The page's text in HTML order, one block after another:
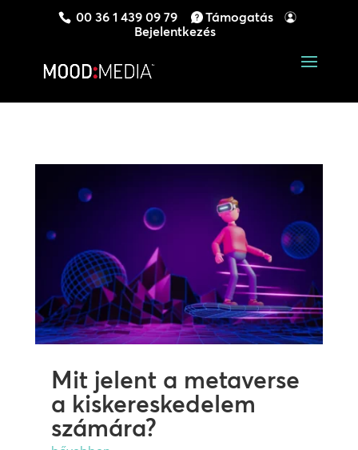
00 36 1 439 09 79
Támogatás
Bejelentkezés
Mit jelent a metaverse
a kiskereskedelem
számára?